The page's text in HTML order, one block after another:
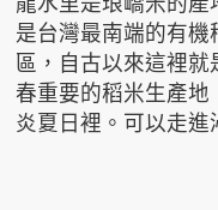
是台灣最南端的有機
區，自古以來這裡就
春重要的稻米生產地
炎夏日裡。可以走進